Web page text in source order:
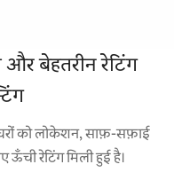
और बेहतरीन रेटिंग
को लोकेशन, साफ़-सफ़ाई
रेटिंग मिली हुई है।